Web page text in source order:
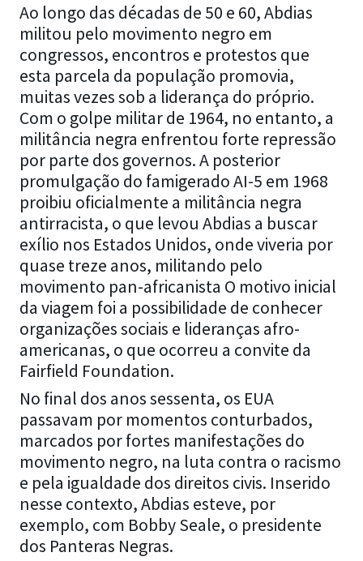
Ao longo das décadas de 50 e 60, Abdias
militou pelo movimento negro em
congressos, encontros e protestos que
esta parcela da população promovia,
muitas vezes sob a liderança do próprio.
Com o golpe militar de 1964, no entanto, a
militância negra enfrentou forte repressão
por parte dos governos. A posterior
promulgação do famigerado AI-5 em 1968
proibiu oficialmente a militância negra
antirracista, o que levou Abdias a buscar
exílio nos Estados Unidos, onde viveria por
quase treze anos, militando pelo
movimento pan-africanista O motivo inicial
da viagem foi a possibilidade de conhecer
organizações sociais e lideranças afro-
americanas, o que ocorreu a convite da
Fairfield Foundation.
No final dos anos sessenta, os EUA
passavam por momentos conturbados,
marcados por fortes manifestações do
movimento negro, na luta contra o racismo
e pela igualdade dos direitos civis. Inserido
nesse contexto, Abdias esteve, por
exemplo, com Bobby Seale, o presidente
dos Panteras Negras.